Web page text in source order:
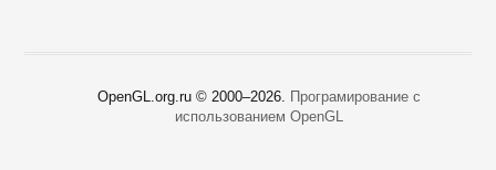
OpenGL.org.ru © 2000–2026. Програмирование с
использованием OpenGL